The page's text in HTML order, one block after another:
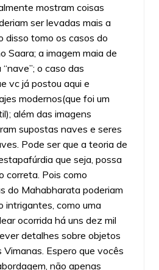
mostram coisas
ser levadas mais a
disso tomo os casos do
Saara; a imagem maia de
o caso das
vc já postou aqui e
modernos(que foi um
além das imagens
supostas naves e seres
Pode ser que a teoria de
que seja, possa
correta. Pois como
do Mahabharata poderiam
intrigantes, como uma
ocorrida há uns dez mil
detalhes sobre objetos
Espero que vocês
não apenas